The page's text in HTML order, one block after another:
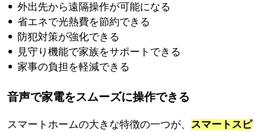
外出先から遠隔操作が可能になる
省エネで光熱費を節約できる
防犯対策が強化できる
見守り機能で家族をサポートできる
家事の負担を軽減できる
音声で家電をスムーズに操作できる
スマートホームの大きな特徴の一つが、 スマートスピ